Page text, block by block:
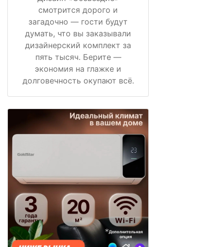
смотрится дорого и
загадочно — гости будут
думать, что вы заказывали
дизайнерский комплект за
пять тысяч. Берите —
экономия на глажке и
долговечность окупают всё.